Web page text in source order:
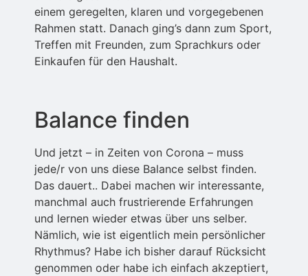
einem geregelten, klaren und vorgegebenen
Rahmen statt. Danach ging’s dann zum Sport,
Treffen mit Freunden, zum Sprachkurs oder
Einkaufen für den Haushalt.
Balance finden
Und jetzt – in Zeiten von Corona – muss
jede/r von uns diese Balance selbst finden.
Das dauert.. Dabei machen wir interessante,
manchmal auch frustrierende Erfahrungen
und lernen wieder etwas über uns selber.
Nämlich, wie ist eigentlich mein persönlicher
Rhythmus? Habe ich bisher darauf Rücksicht
genommen oder habe ich einfach akzeptiert,